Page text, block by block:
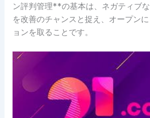
ン評判管理**の基本は、ネガティブ
を改善のチャンスと捉え、オープン
ョンを取ることです。